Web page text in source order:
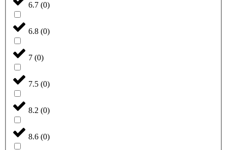
6.7 (0)
6.8 (0)
7 (0)
7.5 (0)
8.2 (0)
8.6 (0)